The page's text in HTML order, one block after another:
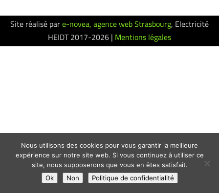
Site réalisé pare-novea, agence web Strasbourg, Electricité
HEIDT 2017-2026 | Mentions légales
Nous utilisons des cookies pour vous garantir la meilleure
expérience sur notre site web. Si vous continuez à utiliser ce
site, nous supposerons que vous en êtes satisfait.
Ok
Non Politique de confidentialité